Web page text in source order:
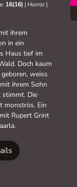
16(16) | Horror |
ihrem
in ein
Haus tief im
Doch kaum
weiss
ihrem Sohn
Die
monströs. Ein
Rupert Grint